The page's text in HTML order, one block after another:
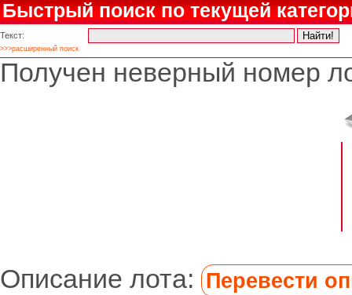
Быстрый поиск по текущей
Текст:
>>>расширенный поиск
Получен неверный номер
Описание лота: Перевести